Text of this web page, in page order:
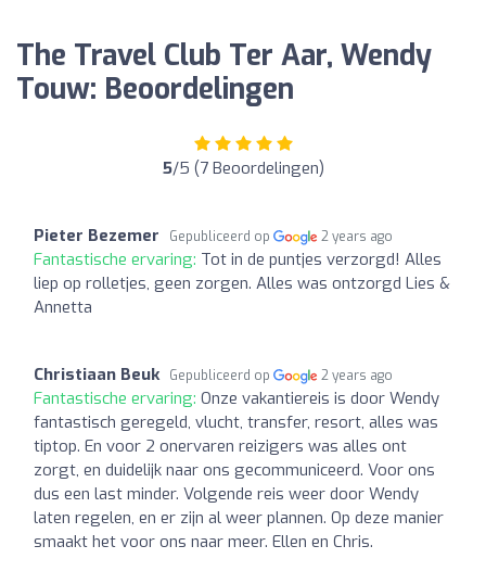
The Travel Club Ter Aar, Wendy
Touw: Beoordelingen
5/5 (7 Beoordelingen)
Pieter Bezemer Gepubliceerd op 2 years ago
Fantastische ervaring: Tot in de puntjes verzorgd! Alles
liep op rolletjes, geen zorgen. Alles was ontzorgd Lies &
Annetta
Christiaan Beuk Gepubliceerd op 2 years ago
Fantastische ervaring: Onze vakantiereis is door Wendy
fantastisch geregeld, vlucht, transfer, resort, alles was
tiptop. En voor 2 onervaren reizigers was alles ont
zorgt, en duidelijk naar ons gecommuniceerd. Voor ons
dus een last minder. Volgende reis weer door Wendy
laten regelen, en er zijn al weer plannen. Op deze manier
smaakt het voor ons naar meer. Ellen en Chris.